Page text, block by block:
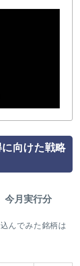
向けた戦略
今月実行分
んでみた銘柄は